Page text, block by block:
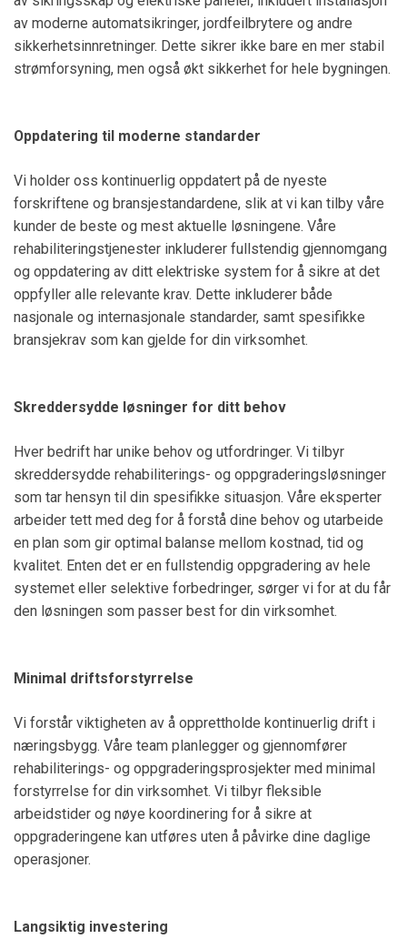
av moderne automatsikringer, jordfeilbrytere og andre
sikkerhetsinnretninger. Dette sikrer ikke bare en mer stabil
strømforsyning, men også økt sikkerhet for hele bygningen.
Oppdatering til moderne standarder
Vi holder oss kontinuerlig oppdatert på de nyeste
forskriftene og bransjestandardene, slik at vi kan tilby våre
kunder de beste og mest aktuelle løsningene. Våre
rehabiliteringstjenester inkluderer fullstendig gjennomgang
og oppdatering av ditt elektriske system for å sikre at det
oppfyller alle relevante krav. Dette inkluderer både
nasjonale og internasjonale standarder, samt spesifikke
bransjekrav som kan gjelde for din virksomhet.
Skreddersydde løsninger for ditt behov
Hver bedrift har unike behov og utfordringer. Vi tilbyr
skreddersydde rehabiliterings- og oppgraderingsløsninger
som tar hensyn til din spesifikke situasjon. Våre eksperter
arbeider tett med deg for å forstå dine behov og utarbeide
en plan som gir optimal balanse mellom kostnad, tid og
kvalitet. Enten det er en fullstendig oppgradering av hele
systemet eller selektive forbedringer, sørger vi for at du får
den løsningen som passer best for din virksomhet.
Minimal driftsforstyrrelse
Vi forstår viktigheten av å opprettholde kontinuerlig drift i
næringsbygg. Våre team planlegger og gjennomfører
rehabiliterings- og oppgraderingsprosjekter med minimal
forstyrrelse for din virksomhet. Vi tilbyr fleksible
arbeidstider og nøye koordinering for å sikre at
oppgraderingene kan utføres uten å påvirke dine daglige
operasjoner.
Langsiktig investering